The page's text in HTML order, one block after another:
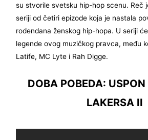
su stvorile svetsku hip-hop scenu. Reč
seriji od četiri epizode koja je nastala
rođendana ženskog hip-hopa. U seriji
legende ovog muzičkog pravca, među
Latife, MC Lyte i Rah Digge.
DOBA POBEDA:
LAKERSA II